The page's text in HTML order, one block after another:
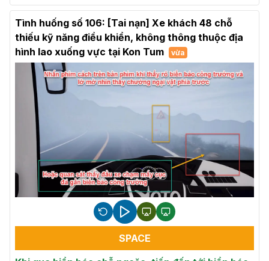
Tình huống số 106: [Tai nạn] Xe khách 48 chỗ
thiếu kỹ năng điều khiển, không thông thuộc địa
hình lao xuống vực tại Kon Tum
vừa
SPACE